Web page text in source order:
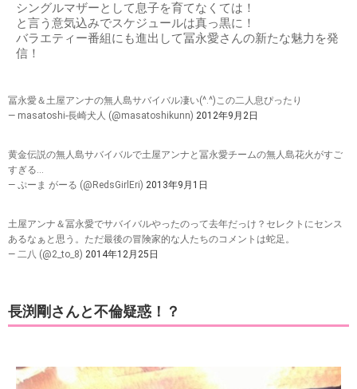
シングルマザーとして息子を育てなくては！
と言う意気込みでスケジュールは真っ黒に！
バラエティー番組にも進出して冨永愛さんの新たな魅力を発
信！
冨永愛＆土屋アンナの無人島サバイバル凄い(^.^)この二人息ぴったり
— masatoshi-長崎犬人 (@masatoshikunn) 2012年9月2日
黄金伝説の無人島サバイバルで土屋アンナと冨永愛チームの無人島花火がすご
すぎる…
— ぷーま がーる (@RedsGirlEri) 2013年9月1日
土屋アンナ＆冨永愛でサバイバルやったのって去年だっけ？セレクトにセンス
あるなぁと思う。ただ最後の冒険家的な人たちのコメントは蛇足。
— 二八 (@2_to_8) 2014年12月25日
長渕剛さんと不倫疑惑！？